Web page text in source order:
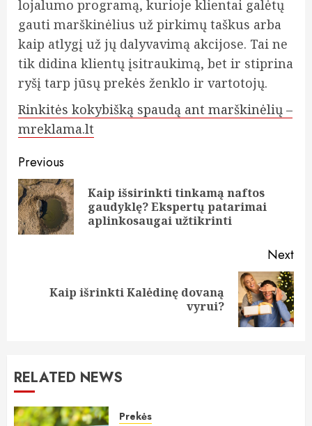
lojalumo programą, kurioje klientai galėtų
gauti marškinėlius už pirkimų taškus arba
kaip atlygį už jų dalyvavimą akcijose. Tai ne
tik didina klientų įsitraukimą, bet ir stiprina
ryšį tarp jūsų prekės ženklo ir vartotojų.
Rinkitės kokybišką spaudą ant marškinėlių –
mreklama.lt
Continue
Reading
Previous
Kaip išsirinkti tinkamą naftos
gaudyklę? Ekspertų patarimai
aplinkosaugai užtikrinti
Next
Kaip išrinkti Kalėdinę dovaną
vyrui?
RELATED NEWS
Prekės